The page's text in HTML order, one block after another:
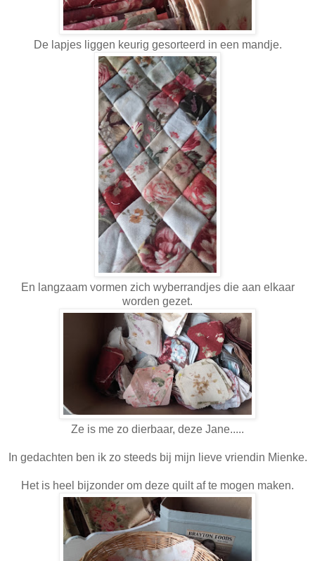
De lapjes liggen keurig gesorteerd in een mandje.
En langzaam vormen zich wyberrandjes die aan elkaar
worden gezet.
Ze is me zo dierbaar, deze Jane.....
In gedachten ben ik zo steeds bij mijn lieve vriendin Mienke.
Het is heel bijzonder om deze quilt af te mogen maken.